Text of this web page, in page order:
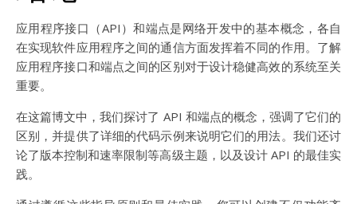
应用程序接口（API）和端点是网络开发中的基本概念，各自
在实现软件应用程序之间的通信方面发挥着不同的作用。了解
应用程序接口和端点之间的区别对于设计稳健高效的系统至关
重要。
在这篇博文中，我们探讨了 API 和端点的概念，强调了它们的
区别，并提供了详细的代码示例来说明它们的用法。我们还讨
论了版本控制和速率限制等高级主题，以及设计 API 的最佳实
践。